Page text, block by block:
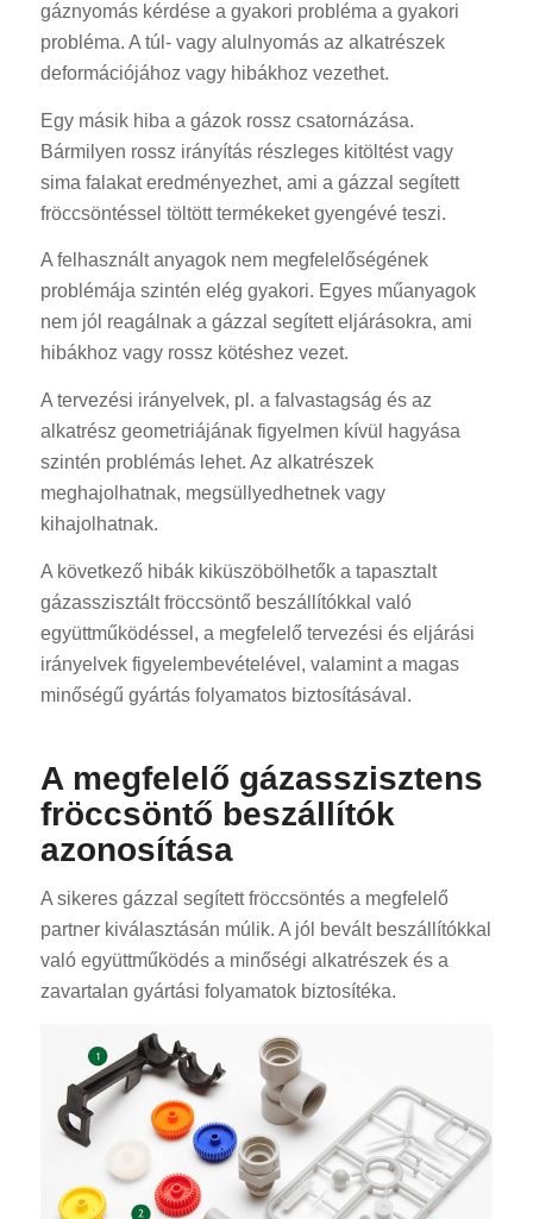
gáznyomás kérdése a gyakori probléma a gyakori
probléma. A túl- vagy alulnyomás az alkatrészek
deformációjához vagy hibákhoz vezethet.
Egy másik hiba a gázok rossz csatornázása.
Bármilyen rossz irányítás részleges kitöltést vagy
sima falakat eredményezhet, ami a gázzal segített
fröccsöntéssel töltött termékeket gyengévé teszi.
A felhasznált anyagok nem megfelelőségének
problémája szintén elég gyakori. Egyes műanyagok
nem jól reagálnak a gázzal segített eljárásokra, ami
hibákhoz vagy rossz kötéshez vezet.
A tervezési irányelvek, pl. a falvastagság és az
alkatrész geometriájának figyelmen kívül hagyása
szintén problémás lehet. Az alkatrészek
meghajolhatnak, megsüllyedhetnek vagy
kihajolhatnak.
A következő hibák kiküszöbölhetők a tapasztalt
gázasszisztált fröccsöntő beszállítókkal való
együttműködéssel, a megfelelő tervezési és eljárási
irányelvek figyelembevételével, valamint a magas
minőségű gyártás folyamatos biztosításával.
A megfelelő gázasszisztens
fröccsöntő beszállítók
azonosítása
A sikeres gázzal segített fröccsöntés a megfelelő
partner kiválasztásán múlik. A jól bevált beszállítókkal
való együttműködés a minőségi alkatrészek és a
zavartalan gyártási folyamatok biztosítéka.